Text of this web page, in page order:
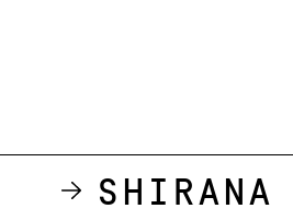
Shirana